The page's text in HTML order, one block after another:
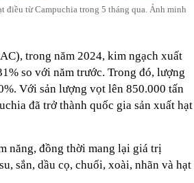
điều từ Campuchia trong 5 tháng qua. Ảnh minh
trong năm 2024, kim ngạch xuất
so với năm trước. Trong đó, lượng
Với sản lượng vọt lên 850.000 tấn
đã trở thành quốc gia sản xuất hạt
năng, đồng thời mang lại giá trị
sắn, dầu cọ, chuối, xoài, nhãn và hạt